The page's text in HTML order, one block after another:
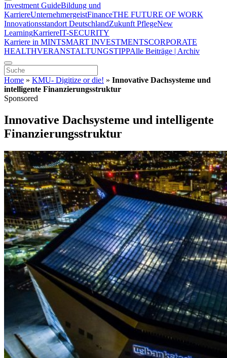
Investment GuideBildung und
KarriereUnternehmergeistFinanceTHE FUTURE OF WORK
Innovationsstandort DeutschlandZukunft PflegeNew
LearningKarriereIT-SECURITY
Karriere in MINTSMART INVESTMENTSCORPORATE
HEALTHVERANSTALTUNGSTIPPAlle Beiträge | Archiv
Home » KMU- Digitize or die! » Innovative Dachsysteme und
intelligente Finanzierungsstruktur
Sponsored
Innovative Dachsysteme und intelligente
Finanzierungsstruktur